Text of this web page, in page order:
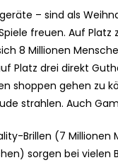
– sind als
freuen. Auf
8 Millionen
Platz drei direkt
shoppen gehen zu
strahlen. Auch
Brillen (7
sorgen bei vielen